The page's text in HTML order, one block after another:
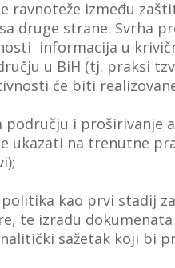
ravnoteže između
druge strane.
informacija u
u BiH (tj. praksi
će biti
i proširivanje
ukazati na trenutne
kao prvi stadij
te izradu
sažetak koji bi